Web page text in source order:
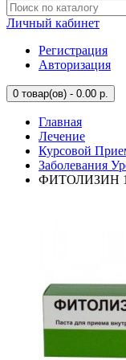
Личный кабинет
Регистрация
Авторизация
0 товар(ов) - 0.00 р.
Главная
Лечение
Курсовой
Заболевания
ФИТОЛИЗИН